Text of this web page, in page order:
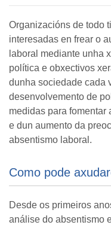
Organizacións de todo
interesadas en frear o
laboral mediante unha
política e obxectivos
dunha sociedade cada
desenvolvemento de
medidas para fomentar
e dun aumento da
absentismo laboral.
Como pode
Desde os primeiros
análise do absentismo